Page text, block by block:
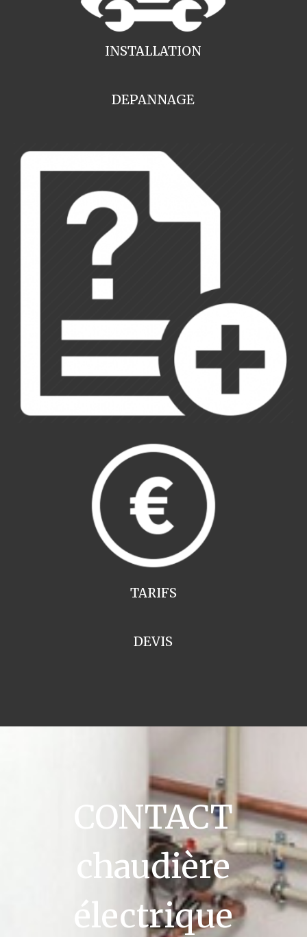
INSTALLATION
DEPANNAGE
TARIFS
DEVIS
CONTACT
chaudière
électrique